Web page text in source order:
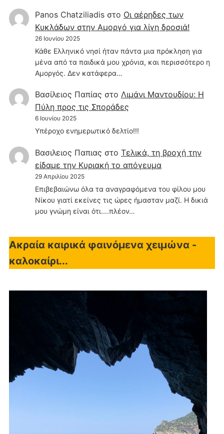
Panos Chatziliadisστο Οι αέρηδες των
Κυκλάδων στην Αμοργό για λίγη δροσιά!
26 Ιουνίου 2025
Κάθε Ελληνικό νησί ήταν πάντα μια πρόκληση για
μένα από τα παιδικά μου χρόνια, και περισσότερο η
Αμοργός. Δεν κατάφερα…
Βασίλειος Παπίας στο Λιμάνι Μαντουδίου: Η
Πύλη προς τις Σποράδες
6 Ιουνίου 2025
Υπέροχο ενημερωτικό δελτίο!!!
Βασιλειος Παπιας στο Τελικά, τη βροχή την
είδαμε την Κυριακή το απόγευμα
29 Απριλίου 2025
Επιβεβαιώνω όλα τα αναγραφόμενα του φίλου μου
Νίκου γιατί εκείνες τις ώρες ήμασταν μαζί. Η δικιά
μου γνώμη είναι ότι....πλέον…
Ακραία καιρικά φαινόμενα χειμώνα -
καλοκαίρι...